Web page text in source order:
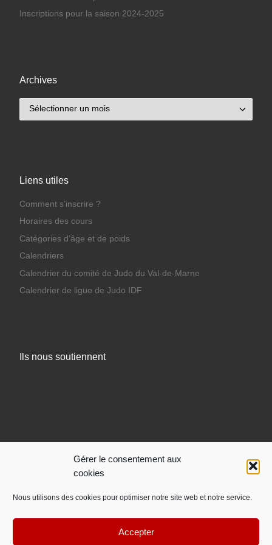
Gérer le consentement aux
cookies
Nous utilisons des cookies pour optimiser notre site web et notre service.
Accepter
Inscriptions pour la saison 2024-2025
Archives
Liens utiles
Comment s’inscrire ?
Horaires des cours
Catégories d’âge et de poids
Calendriers
Calendrier du comité de Judo du Val-de-Marne
Calendrier de ligue de Judo IDF
Ils nous soutiennent